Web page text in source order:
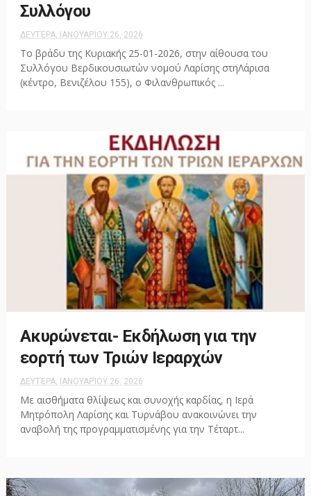
Συλλόγου
ΔΕΥΤΈΡΑ, ΙΑΝΟΥΑΡΊΟΥ 26, 2026
Το βράδυ της Κυριακής 25-01-2026, στην αίθουσα του
Συλλόγου Βερδικουσιωτών νομού Λαρίσης στηΛάρισα
(κέντρο, Βενιζέλου 155), ο Φιλανθρωπικός ...
Ακυρώνεται- Εκδήλωση για την
εορτή των Τριών Ιεραρχών
ΔΕΥΤΈΡΑ, ΙΑΝΟΥΑΡΊΟΥ 26, 2026
Με αισθήματα θλίψεως και συνοχής καρδίας, η Ιερά
Μητρόπολη Λαρίσης και Τυρνάβου ανακοινώνει την
αναβολή της προγραμματισμένης για την Τέταρτ...